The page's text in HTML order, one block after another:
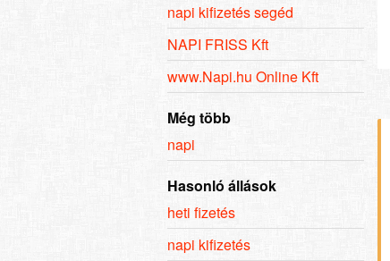
napi kifizetés segéd
NAPI FRISS Kft
www.Napi.hu Online Kft
Még több
napi
Hasonló állások
heti fizetés
napi kifizetés